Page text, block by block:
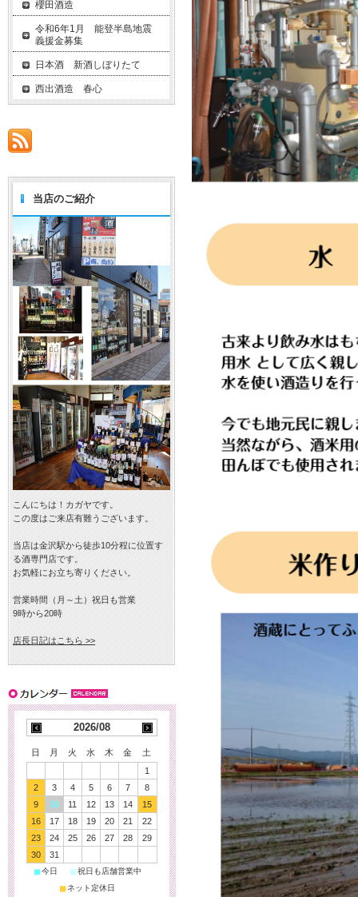
櫻田酒造
令和6年1月 能登半島地震
義援金募集
日本酒 新酒しぼりたて
西出酒造 春心
当店のご紹介
こんにちは！カガヤです。
この度はご来店有難うございます。
当店は金沢駅から徒歩10分程に位置す
る酒専門店です。
お気軽にお立ち寄りください。
営業時間（月～土）祝日も営業
9時から20時
店長日記はこちら >>
2026/08
日 月 火 水 木 金
土
1
2
3 4 5 6 7
8
9
10 11 12 13 14
15
16
17 18 19 20 21
22
23
24 25 26 27 28
29
30
31
■今日 ■祝日も店舗営業中
■ネット定休日